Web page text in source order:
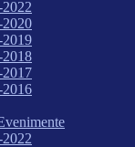
2020
2019
2018
2017
2016